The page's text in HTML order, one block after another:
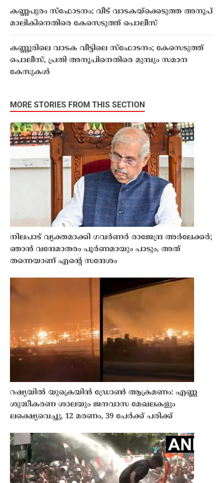
കണ്ണപുരം സ്‌ഫോടനം; വീട് വാടകയ്ക്കെടുത്ത അനൂപ്
മാലികിനെതിരെ കേസെടുത്ത് പൊലീസ്
കണ്ണൂരിലെ വാടക വീട്ടിലെ സ്‌ഫോടനം; കേസെടുത്ത്
പൊലീസ്, പ്രതി അനൂപിനെതിരെ മുമ്പും സമാന
കേസുകള്‍
MORE STORIES FROM THIS SECTION
നിലപാട് വ്യക്തമാക്കി ഗവർണർ രാജേന്ദ്ര അർലേക്കർ;
ഞാൻ വന്ദേമാതരം പൂർണമായും പാടും, അത്
തന്നെയാണ് എന്റെ സന്ദേശം
റഷ്യയിൽ യുക്രെയിൻ ഡ്രോൺ ആക്രമണം: എണ്ണ
ശുദ്ധീകരണ ശാലയും ജനവാസ മേഖലകളും
ലക്ഷ്യെവെച്ചു, 12 മരണം, 39 പേർക്ക് പരിക്ക്